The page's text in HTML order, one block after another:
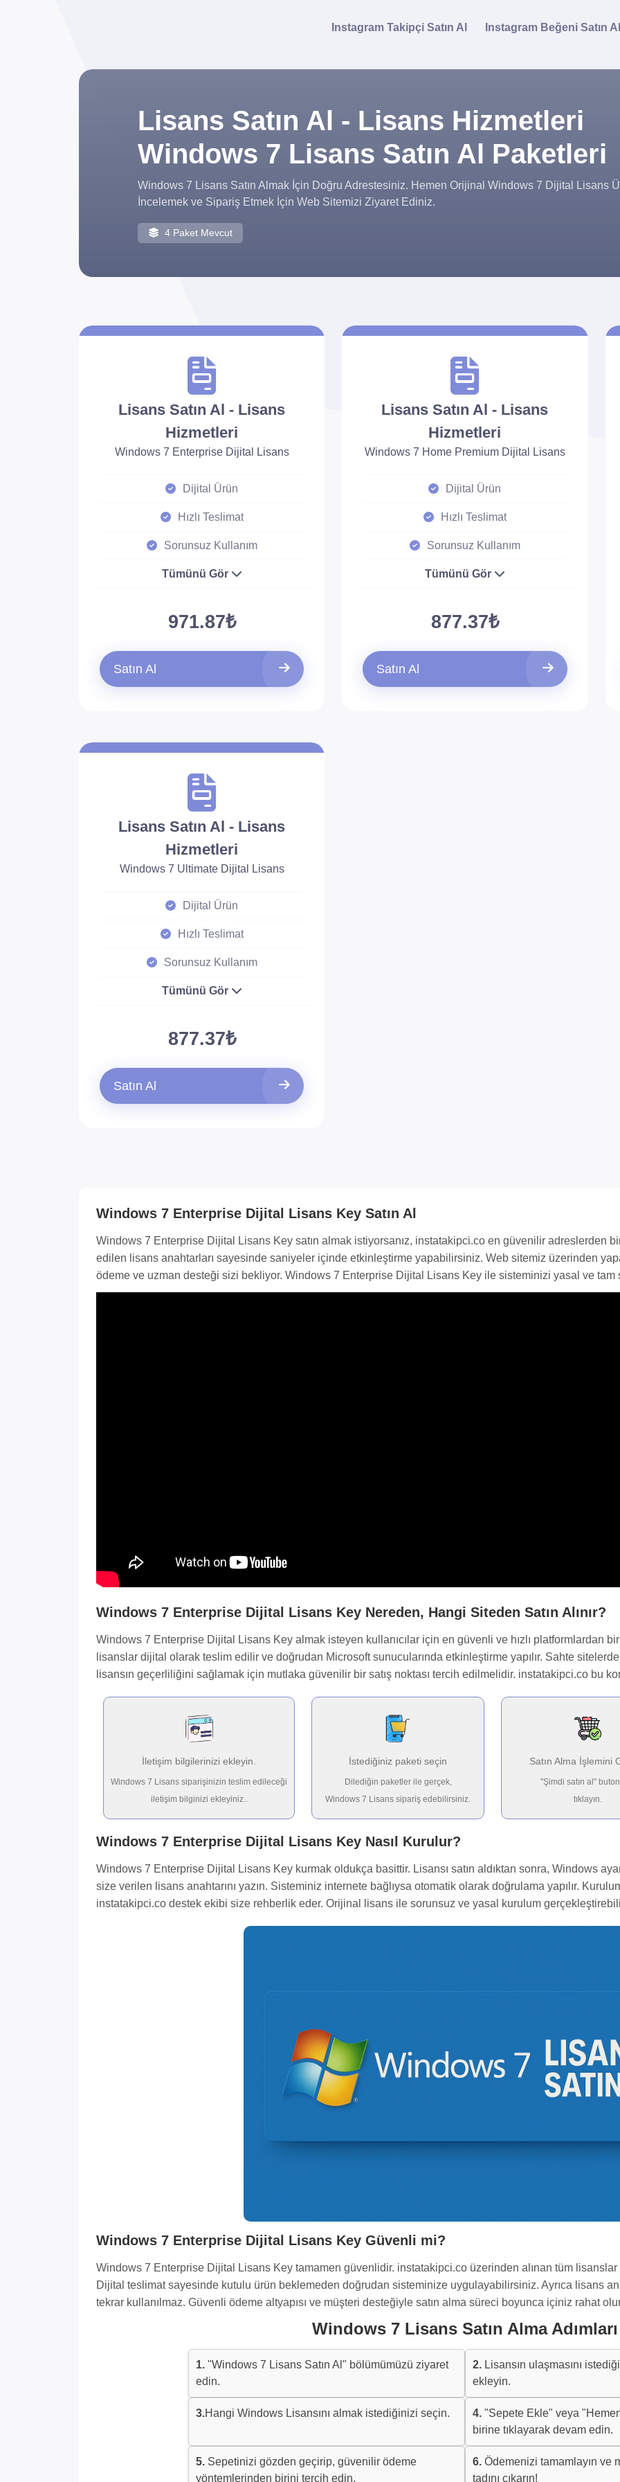
Instagram Takipçi Satın Al Instagram Beğeni Satın Al
Lisans Satın Al - Lisans Hizmetleri
Windows 7 Lisans Satın Al Paketleri
Windows 7 Lisans Satın Almak İçin Doğru Adrestesiniz. Hemen Orijinal Windows 7 Dijital Lisans
İncelemek ve Sipariş Etmek İçin Web Sitemizi Ziyaret Ediniz.
4 Paket Mevcut
Lisans Satın Al - Lisans
Hizmetleri
Windows 7 Enterprise Dijital Lisans
Dijital Ürün
Hızlı Teslimat
Sorunsuz Kullanım
Tümünü Gör
971.87₺
Satın Al
Lisans Satın Al - Lisans
Hizmetleri
Windows 7 Home Premium Dijital Lisans
Dijital Ürün
Hızlı Teslimat
Sorunsuz Kullanım
Tümünü Gör
877.37₺
Satın Al
Lisans Satın Al - Lisans
Hizmetleri
Windows 7 Ultimate Dijital Lisans
Dijital Ürün
Hızlı Teslimat
Sorunsuz Kullanım
Tümünü Gör
877.37₺
Satın Al
Windows 7 Enterprise Dijital Lisans Key Satın Al
Windows 7 Enterprise Dijital Lisans Key satın almak istiyorsanız, instatakipci.co en güvenilir adreslerden
edilen lisans anahtarları sayesinde saniyeler içinde etkinleştirme yapabilirsiniz. Web sitemiz üzerinden
ödeme ve uzman desteği sizi bekliyor. Windows 7 Enterprise Dijital Lisans Key ile sisteminizi yasal ve tam
Windows 7 Enterprise Dijital Lisans Key Nereden, Hangi Siteden Satın Alınır?
Windows 7 Enterprise Dijital Lisans Key almak isteyen kullanıcılar için en güvenli ve hızlı platformlardan
lisanslar dijital olarak teslim edilir ve doğrudan Microsoft sunucularında etkinleştirme yapılır. Sahte
lisansın geçerliliğini sağlamak için mutlaka güvenilir bir satış noktası tercih edilmelidir. instatakipci.co bu
İletişim bilgilerinizi ekleyin.
Windows 7 Lisans siparişinizin teslim edileceği
iletişim bilginizi ekleyiniz..
İstediğiniz paketi seçin
Dilediğin paketler ile gerçek,
Windows 7 Lisans sipariş edebilirsiniz.
Satın Alma İşlemini
"Şimdi satın al"
tıklayın.
Windows 7 Enterprise Dijital Lisans Key Nasıl Kurulur?
Windows 7 Enterprise Dijital Lisans Key kurmak oldukça basittir. Lisansı satın aldıktan sonra, Windows
size verilen lisans anahtarını yazın. Sisteminiz internete bağlıysa otomatik olarak doğrulama yapılır.
instatakipci.co destek ekibi size rehberlik eder. Orijinal lisans ile sorunsuz ve yasal kurulum
Windows 7 Enterprise Dijital Lisans Key Güvenli mi?
Windows 7 Enterprise Dijital Lisans Key tamamen güvenlidir. instatakipci.co üzerinden alınan tüm lisanslar
Dijital teslimat sayesinde kutulu ürün beklemeden doğrudan sisteminize uygulayabilirsiniz. Ayrıca lisans
tekrar kullanılmaz. Güvenli ödeme altyapısı ve müşteri desteğiyle satın alma süreci boyunca içiniz rahat
Windows 7 Lisans Satın Alma Adımları
1. "Windows 7 Lisans Satın Al" bölümümüzü ziyaret
edin.
2. Lisansın ulaşmasını
ekleyin.
3.Hangi Windows Lisansını almak istediğinizi seçin. 4. "Sepete Ekle" veya
birine tıklayarak devam edin.
5. Sepetinizi gözden geçirip, güvenilir ödeme
yöntemlerinden birini tercih edin.
6. Ödemenizi tamamlayın ve
tadını çıkarın!